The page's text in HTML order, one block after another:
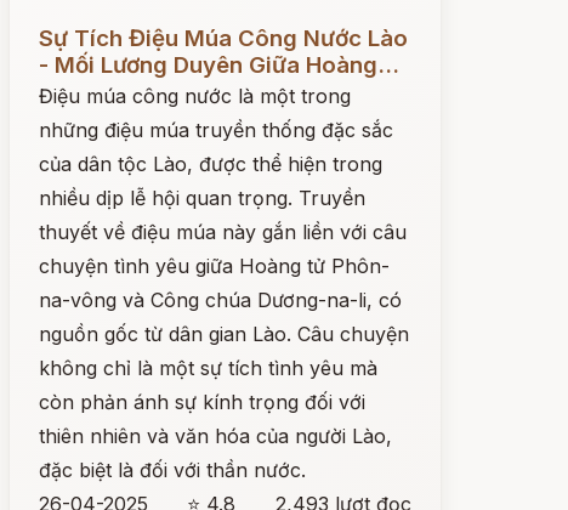
Sự Tích Điệu Múa Công Nước Lào
- Mối Lương Duyên Giữa Hoàng...
Điệu múa công nước là một trong
những điệu múa truyền thống đặc sắc
của dân tộc Lào, được thể hiện trong
nhiều dịp lễ hội quan trọng. Truyền
thuyết về điệu múa này gắn liền với câu
chuyện tình yêu giữa Hoàng tử Phôn-
na-vông và Công chúa Dương-na-li, có
nguồn gốc từ dân gian Lào. Câu chuyện
không chỉ là một sự tích tình yêu mà
còn phản ánh sự kính trọng đối với
thiên nhiên và văn hóa của người Lào,
đặc biệt là đối với thần nước.
26-04-2025
⭐ 4.8
2,493 lượt đọc